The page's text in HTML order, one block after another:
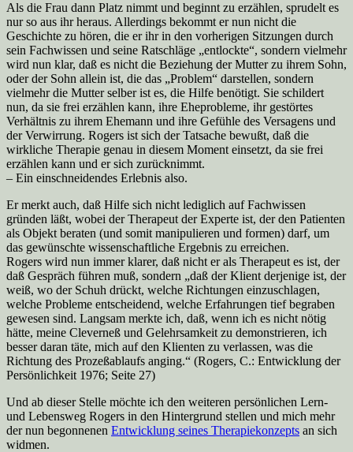
Als die Frau dann Platz nimmt und beginnt zu erzählen, sprudelt es
nur so aus ihr her­aus. Allerdings bekommt er nun nicht die
Geschichte zu hören, die er ihr in den vorhe­rigen Sitzungen durch
sein Fachwissen und seine Ratschläge „entlockte“, son­dern vielmehr
wird nun klar, daß es nicht die Beziehung der Mutter zu ihrem Sohn,
oder der Sohn allein ist, die das „Problem“ darstellen, sondern
vielmehr die Mutter sel­ber ist es, die Hilfe benötigt. Sie schildert
nun, da sie frei erzählen kann, ihre Ehe­probleme, ihr gestörtes
Verhältnis zu ihrem Ehemann und ihre Gefühle des Versa­gens und
der Verwirrung. Rogers ist sich der Tatsache bewußt, daß die
wirkliche Therapie genau in diesem Moment einsetzt, da sie frei
erzählen kann und er sich zu­rücknimmt.
– Ein einschneidendes Erlebnis also.
Er merkt auch, daß Hilfe sich nicht lediglich auf Fachwissen
gründen läßt, wobei der The­rapeut der Experte ist, der den Patienten
als Objekt beraten (und somit manipu­lieren und formen) darf, um
das gewünschte wissenschaftliche Ergebnis zu errei­chen.
Rogers wird nun immer klarer, daß nicht er als Therapeut es ist, der
daß Gespräch führen muß, sondern „daß der Klient derjenige ist, der
weiß, wo der Schuh drückt, welche Richtungen einzuschlagen,
welche Probleme entscheidend, welche Erfahrun­gen tief begraben
gewesen sind. Langsam merkte ich, daß, wenn ich es nicht nö­tig
hätte, meine Cleverneß und Gelehrsamkeit zu demonstrieren, ich
besser daran täte, mich auf den Klienten zu verlassen, was die
Richtung des Prozeßablaufs an­ging.“ (Rogers, C.: Entwicklung der
Persönlichkeit 1976; Seite 27)
Und ab dieser Stelle möchte ich den weiteren persönlichen Lern-
und Le­bensweg Rogers in den Hintergrund stellen und mich mehr
der nun begonnenen Entwicklung seines Thera­piekonzepts an sich
widmen.